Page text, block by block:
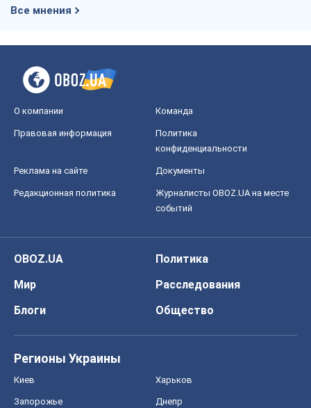
Все мнения
О компании Команда
Правовая информация
Политика
конфиденциальности
Реклама на сайте Документы
Редакционная политика
Журналисты OBOZ.UA на месте
событий
OBOZ.UA
Политика
Мир
Расследования
Блоги
Общество
Регионы Украины
Киев Харьков
Запорожье Днепр